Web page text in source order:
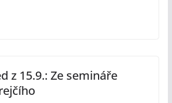
z 15.9.: Ze semináře